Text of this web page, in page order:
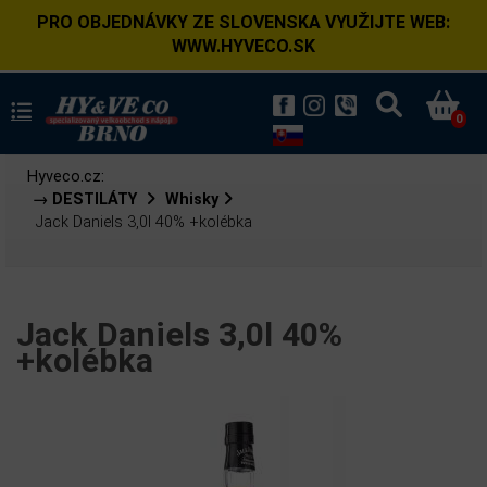
PRO OBJEDNÁVKY ZE SLOVENSKA VYUŽIJTE WEB:
WWW.HYVECO.SK
0
Hyveco.cz:
→ DESTILÁTY
Whisky
Jack Daniels 3,0l 40% +kolébka
Jack Daniels 3,0l 40%
+kolébka